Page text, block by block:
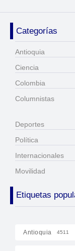
Categorías
Antioquia
Ciencia
Colombia
Columnistas
Deportes
Política
Internacionales
Movilidad
Etiquetas
Antioquia 4511